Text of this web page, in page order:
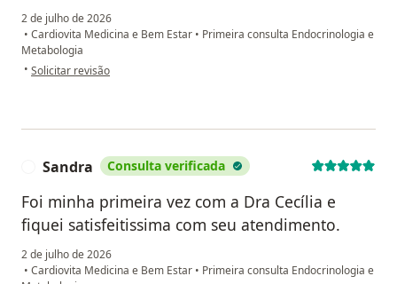
2 de julho de 2026
• Cardiovita Medicina e Bem Estar • Primeira consulta Endocrinologia e
Metabologia
• na opinião do utilizador Luis Marangoni
Solicitar revisão
Sandra Consulta verificada
Foi minha primeira vez com a Dra Cecília e
fiquei satisfeitissima com seu atendimento.
2 de julho de 2026
• Cardiovita Medicina e Bem Estar • Primeira consulta Endocrinologia e